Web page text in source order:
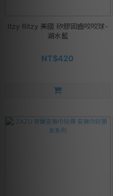
Itzy Ritzy 美國 矽膠固齒咬咬球-
湖水藍
NT$420